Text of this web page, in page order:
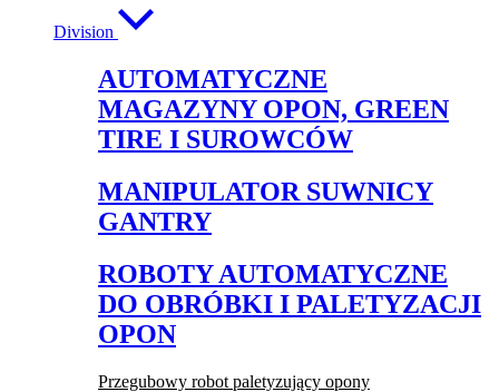
Division
AUTOMATYCZNE
MAGAZYNY OPON, GREEN
TIRE I SUROWCÓW
MANIPULATOR SUWNICY
GANTRY
ROBOTY AUTOMATYCZNE
DO OBRÓBKI I PALETYZACJI
OPON
Przegubowy robot paletyzujący opony